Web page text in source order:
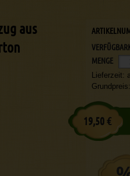
aus
MENGE
Lieferzeit:
19,50 €